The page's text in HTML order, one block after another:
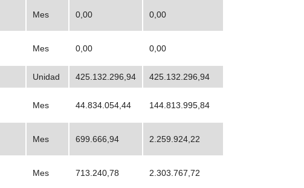
Mes 0,00 0,00
Mes 0,00 0,00
Unidad 425.132.296,94 425.132.296,94
Mes 44.834.054,44 144.813.995,84
Mes 699.666,94 2.259.924,22
Mes 713.240,78 2.303.767,72